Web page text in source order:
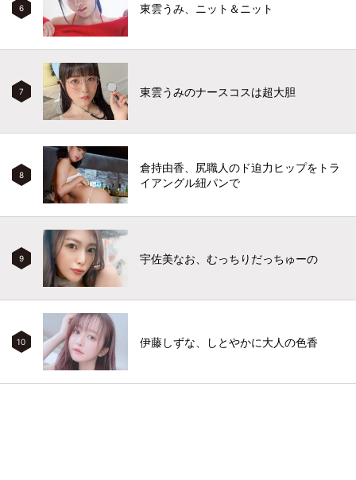
6 東雲うみ、ニット＆ニット
7 東雲うみのナースコスは超大胆
8
倉持由香、尻職人のド迫力ヒップをトラ
イアングル紐パンで
9 宇佐美なお、むっちりだっちゅーの
10 伊藤しずな、しとやかに大人の色香